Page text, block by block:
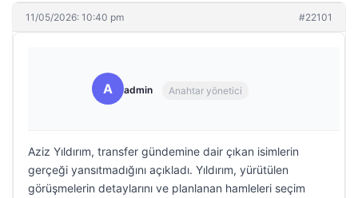
11/05/2026: 10:40 pm #22101
A admin Anahtar yönetici
Aziz Yıldırım, transfer gündemine dair çıkan isimlerin
gerçeği yansıtmadığını açıkladı. Yıldırım, yürütülen
görüşmelerin detaylarını ve planlanan hamleleri seçim